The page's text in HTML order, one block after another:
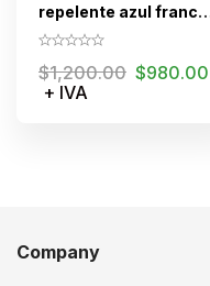
repelente azul
dama
$1,200.00 $980.00
+ IVA
Company